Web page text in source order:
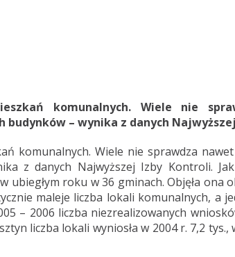
komunalnych. Wiele nie
– wynika z danych
komunalnych. Wiele nie sprawdza
z danych Najwyższej Izby Kontroli.
ubiegłym roku w 36 gminach. Objęła ona
maleje liczba lokali komunalnych, a
– 2006 liczba niezrealizowanych
liczba lokali wyniosła w 2004 r. 7,2 tys.,